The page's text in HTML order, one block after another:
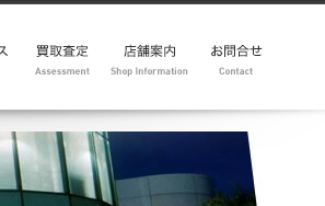
査定フォーム 地図
展示車
イベント
メルマガ